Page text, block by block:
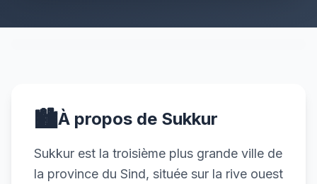
🏙️À propos de Sukkur
Sukkur est la troisième plus grande ville de
la province du Sind, située sur la rive ouest